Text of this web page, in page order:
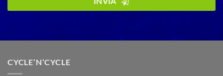
CYCLE’N’CYCLE